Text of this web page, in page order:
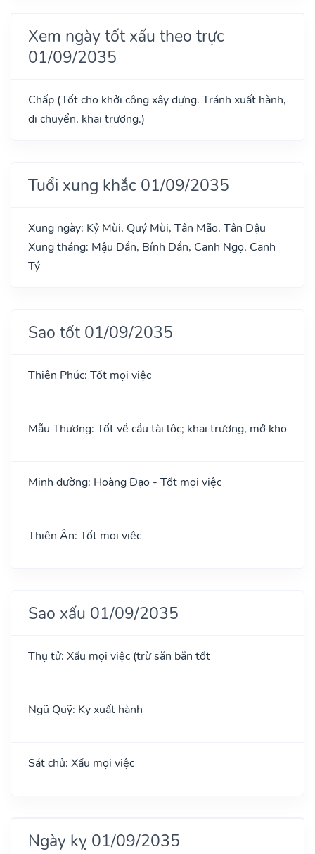
Xem ngày tốt xấu theo trực
01/09/2035
Chấp (Tốt cho khởi công xây dựng. Tránh xuất hành,
di chuyển, khai trương.)
Tuổi xung khắc 01/09/2035
Xung ngày: Kỷ Mùi, Quý Mùi, Tân Mão, Tân Dậu
Xung tháng: Mậu Dần, Bính Dần, Canh Ngọ, Canh
Tý
Sao tốt 01/09/2035
Thiên Phúc: Tốt mọi việc
Mẫu Thương: Tốt về cầu tài lộc; khai trương, mở kho
Minh đường: Hoàng Đạo - Tốt mọi việc
Thiên Ân: Tốt mọi việc
Sao xấu 01/09/2035
Thụ tử: Xấu mọi việc (trừ săn bắn tốt
Ngũ Quỹ: Kỵ xuất hành
Sát chủ: Xấu mọi việc
Ngày kỵ 01/09/2035